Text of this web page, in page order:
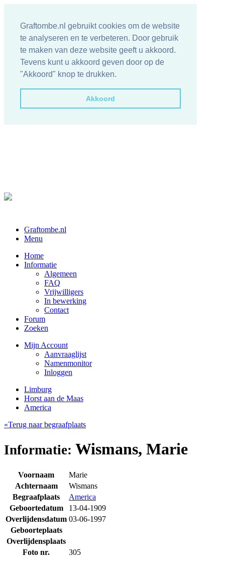
Graftombe.nl gebruikt cookies om de website
te analyseren en te verbeteren. Door gebruik
te maken van deze website geeft u akkoord.
Tevens kunt u akkoord geven door op de
"Akkoord" knop te drukken.
Akkoord
Graftombe.nl
Menu
Home
Informatie
Algemeen
FAQ
Vrijwilligers
In bewerking
Contact
Forum
Zoeken
Mijn Account
Aanvraaglijst
Namenmonitor
Inloggen
Limburg
Horst aan de Maas
America
«Terug naar begraafplaats
Informatie: Wismans, Marie
Voornaam
Marie
Achternaam
Wismans
Begraafplaats
America
Geboortedatum
13-04-1909
Overlijdensdatum 03-06-1997
Geboorteplaats
Overlijdensplaats
Foto nr.
305